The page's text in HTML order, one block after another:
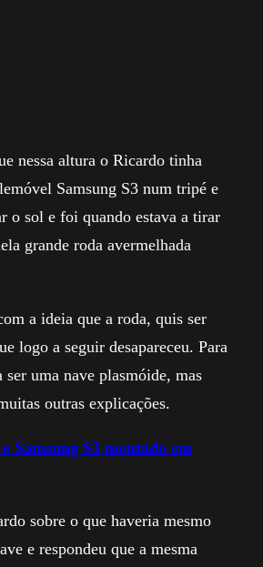
nessa altura o Ricardo tinha
Samsung S3 num tripé e
o sol e foi quando estava a tirar
grande roda avermelhada
a ideia que a roda, quis ser
logo a seguir desapareceu. Para
uma nave plasmóide, mas
outras explicações.
Samsung S3 montado em
sobre o que haveria mesmo
e respondeu que a mesma